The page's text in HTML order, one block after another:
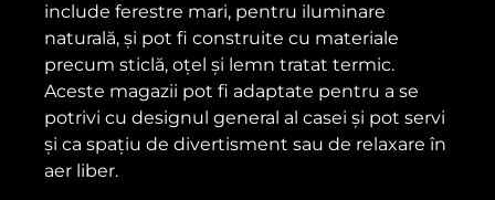
include ferestre mari, pentru iluminare
naturală, și pot fi construite cu materiale
precum sticlă, oțel și lemn tratat termic.
Aceste magazii pot fi adaptate pentru a se
potrivi cu designul general al casei și pot servi
și ca spațiu de divertisment sau de relaxare în
aer liber.